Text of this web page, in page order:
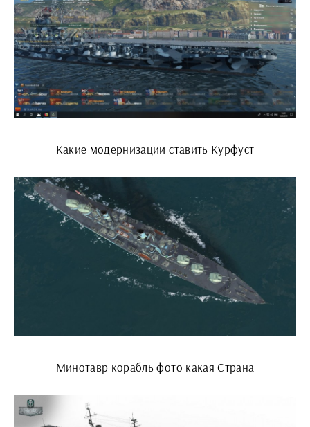
Какие модернизации ставить Курфуст
Минотавр корабль фото какая Страна